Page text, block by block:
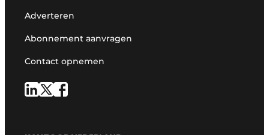
Adverteren
Abonnement aanvragen
Contact opnemen